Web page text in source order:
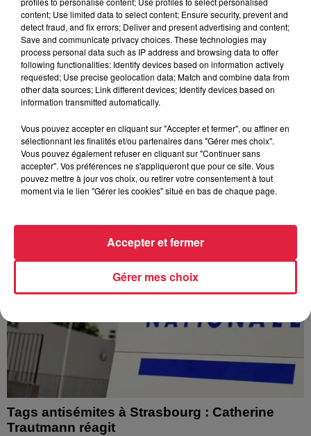
À Hoerdt, de l’eau brune sort des robinets
Depuis plusieurs jours, des habitants de Hoerdt ont vu de
l’eau brune s’écouler de leurs robinets. Face aux
nombreuses interrogations, la municipalité a pris...
Tags antisémites à Strasbourg : Catherine
Trautmann réagit
content; Use limited data to select content; Ensure security, prevent and
detect fraud, and fix errors; Deliver and present advertising and content;
Save and communicate privacy choices. These technologies may
process personal data such as IP address and browsing data to offer
following functionalities: Identify devices based on information actively
requested; Use precise geolocation data; Match and combine data from
other data sources; Link different devices; Identify devices based on
information transmitted automatically.
Vous pouvez accepter en cliquant sur "Accepter et fermer", ou affiner en
sélectionnant les finalités et/ou partenaires dans "Gérer mes choix".
Vous pouvez également refuser en cliquant sur "Continuer sans
accepter". Vos préférences ne s'appliqueront que pour ce site. Vous
pouvez mettre à jour vos choix, ou retirer votre consentement à tout
moment via le lien "Gérer les cookies" situé en bas de chaque page.
Gérer mes choix
Accepter et fermer